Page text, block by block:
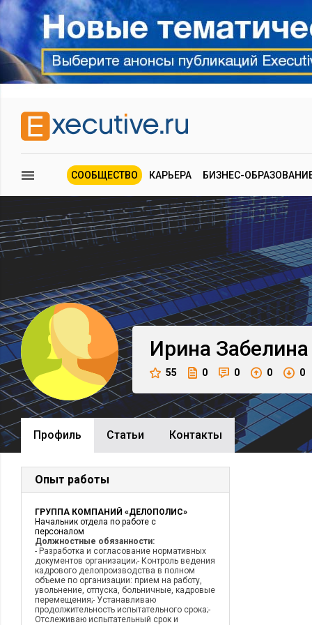
СООБЩЕСТВО КАРЬЕРА БИЗНЕС-
Ирина Забелина
55 0 0 0 0
Профиль Cтатьи Контакты
Опыт работы
ГРУППА КОМПАНИЙ «ДЕЛОПОЛИС»
Начальник отдела по работе с
персоналом
Должностные обязанности:
- Разработка и согласование нормативных
документов организации;- Контроль ведения
кадрового делопроизводства в полном
объеме по организации: прием на работу,
увольнение, отпуска, больничные, кадровые
перемещения;- Устанавливаю
продолжительность испытательного срока;-
Отслеживаю испытательный срок и